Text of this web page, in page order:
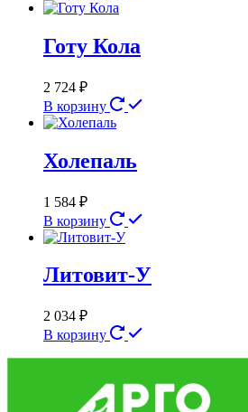
Готу Кола
2 724 ₽
В корзину
Холепаль
1 584 ₽
В корзину
Литовит-У
2 034 ₽
В корзину